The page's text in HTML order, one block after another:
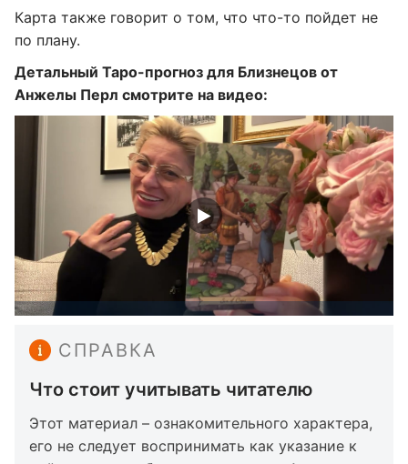
Карта также говорит о том, что что-то пойдет не
по плану.
Детальный Таро-прогноз для Близнецов от
Анжелы Перл смотрите на видео:
СПРАВКА
Что стоит учитывать читателю
Этот материал – ознакомительного характера,
его не следует воспринимать как указание к